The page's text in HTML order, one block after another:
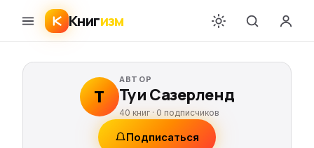
Книгизм
Т
АВТОР
Туи Сазерленд
40 книг · 0 подписчиков
Подписаться